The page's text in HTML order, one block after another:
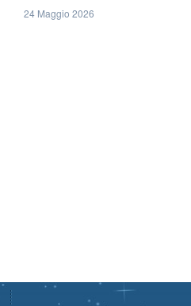
24 Maggio 2026